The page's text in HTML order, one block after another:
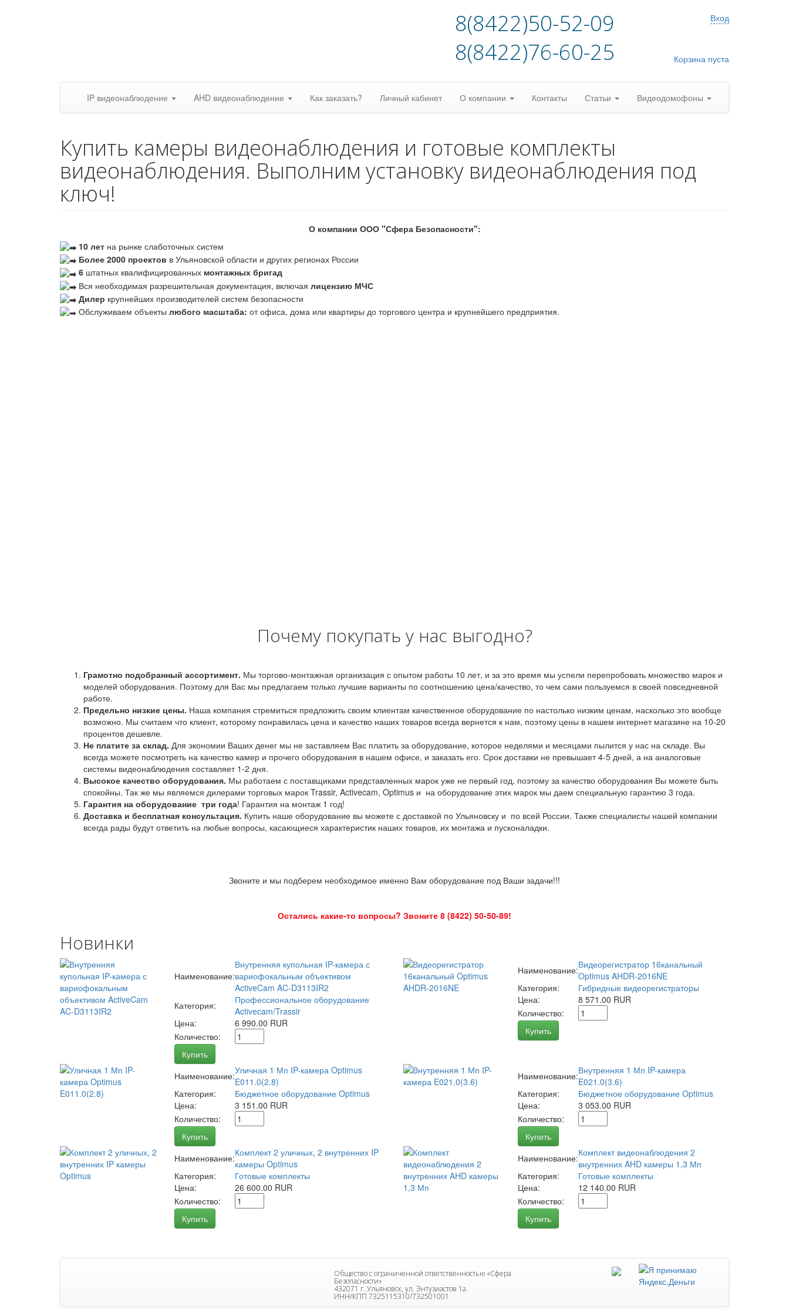
8(8422)50-52-09
8(8422)76-60-25
Вход
Корзина пуста
IP видеонаблюдение AHD видеонаблюдение Как заказать? Личный кабинет О компании Контакты Статьи Видеодомофоны
Купить камеры видеонаблюдения и готовые комплекты
видеонаблюдения. Выполним установку видеонаблюдения под
ключ!
О компании ООО "Сфера Безопасности":
10 лет на рынке слаботочных систем
Более 2000 проектов в Ульяновской области и других регионах России
6 штатных квалифицированных монтажных бригад
Вся необходимая разрешительная документация, включая лицензию МЧС
Дилер крупнейших производителей систем безопасности
Обслуживаем объекты любого масштаба: от офиса, дома или квартиры до торгового центра и крупнейшего предприятия.
Почему покупать у нас выгодно?
Грамотно подобранный ассортимент. Мы торгово-монтажная организация с опытом работы 10 лет, и за это время мы успели перепробовать множество марок и
моделей оборудования. Поэтому для Вас мы предлагаем только лучшие варианты по соотношению цена/качество, то чем сами пользуемся в своей повседневной
работе.
Предельно низкие цены. Наша компания стремиться предложить своим клиентам качественное оборудование по настолько низким ценам, насколько это вообще
возможно. Мы считаем что клиент, которому понравилась цена и качество наших товаров всегда вернется к нам, поэтому цены в нашем интернет магазине на 10-20
процентов дешевле.
Не платите за склад. Для экономии Ваших денег мы не заставляем Вас платить за оборудование, которое неделями и месяцами пылится у нас на складе. Вы
всегда можете посмотреть на качество камер и прочего оборудования в нашем офисе, и заказать его. Срок доставки не превышает 4-5 дней, а на аналоговые
системы видеонаблюдения составляет 1-2 дня.
Высокое качество оборудования. Мы работаем с поставщиками представленных марок уже не первый год, поэтому за качество оборудования Вы можете быть
спокойны. Так же мы являемся дилерами торговых марок Trassir, Activecam, Optimus и на оборудование этих марок мы даем специальную гарантию 3 года.
Гарантия на оборудование три года! Гарантия на монтаж 1 год!
Доставка и бесплатная консультация. Купить наше оборудование вы можете с доставкой по Ульяновску и по всей России. Также специалисты нашей компании
всегда рады будут ответить на любые вопросы, касающиеся характеристик наших товаров, их монтажа и пусконаладки.
Звоните и мы подберем необходимое именно Вам оборудование под Ваши задачи!!!
Остались какие-то вопросы? Звоните 8 (8422) 50-50-89!
Новинки
Наименование:
Внутренняя купольная IP-камера с
вариофокальным объективом
ActiveCam AC-D3113IR2
Категория:
Профессиональное оборудование
Activecam/Trassir
Цена:
6 990.00 RUR
Количество:
Купить
Наименование:Видеорегистратор 16канальный
Optimus AHDR-2016NE
Категория:
Гибридные видеорегистраторы
Цена:
8 571.00 RUR
Количество:
Купить
Наименование:Уличная 1 Мп IP-камера Optimus
E011.0(2.8)
Категория:
Бюджетное оборудование Optimus
Цена:
3 151.00 RUR
Количество:
Купить
Наименование:Внутренняя 1 Мп IP-камера
E021.0(3.6)
Категория:
Бюджетное оборудование Optimus
Цена:
3 053.00 RUR
Количество:
Купить
Наименование:Комплект 2 уличных, 2 внутренних IP
камеры Optimus
Категория:
Готовые комплекты
Цена:
26 600.00 RUR
Количество:
Купить
Наименование:Комплект видеонаблюдения 2
внутренних AHD камеры 1,3 Мп
Категория:
Готовые комплекты
Цена:
12 140.00 RUR
Количество:
Купить
Общество с ограниченной ответственностью «Сфера
Безопасности»
432071 г. Ульяновск, ул. Энтузиастов 1а.
ИНН/КПП 7325115310/732501001